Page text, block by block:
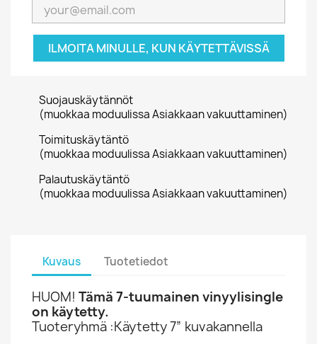
ILMOITA MINULLE, KUN KÄYTETTÄVISSÄ
Suojauskäytännöt
(muokkaa moduulissa Asiakkaan vakuuttaminen)
Toimituskäytäntö
(muokkaa moduulissa Asiakkaan vakuuttaminen)
Palautuskäytäntö
(muokkaa moduulissa Asiakkaan vakuuttaminen)
Kuvaus Tuotetiedot
HUOM! Tämä 7-tuumainen vinyylisingle
on käytetty.
Tuoteryhmä :Käytetty 7” kuvakannella